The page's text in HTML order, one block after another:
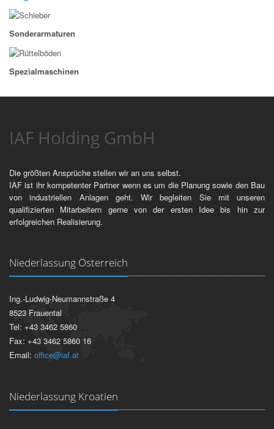
Sonderarmaturen
Spezialmaschinen
IAF Holding GmbH
Die größten Ansprüche stellen wir an uns selbst.
IAF ist ihr kompetenter Partner wenn es um die Planung sowie den Bau
von industriellen Anlagen geht. Wir begleiten Sie mit unseren
qualifizierten Mitarbeitern gerne von der ersten Idee bis hin zur
erfolgreichen Realisierung.
Niederlassung Österreich
Ing.-Ludwig-Neumannstraße 4
8523 Frauental
Tel: +43 3462 5860
Fax: +43 3462 5860 16
Email: office@iaf.at
Niederlassung Kroatien